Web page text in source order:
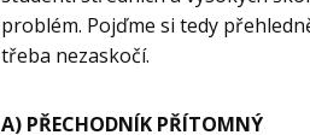
problém. Pojďme si tedy
třeba nezaskočí.
A) PŘECHODNÍK PŘÍTOMNÝ